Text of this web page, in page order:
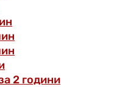
2 години